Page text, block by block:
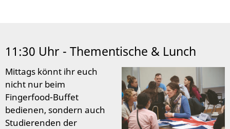
11:30 Uhr - Thementische & Lunch
Mittags könnt ihr euch
nicht nur beim
Fingerfood-Buffet
bedienen, sondern auch
Studierenden der